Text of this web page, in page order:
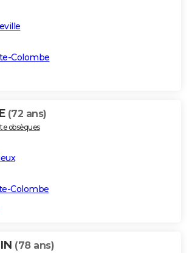
Colombe
(72 ans)
obsèques
Colombe
(78 ans)